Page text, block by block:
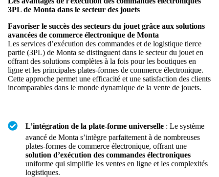
3PL de Monta dans le secteur des jouets
Favoriser le succès des secteurs du jouet grâce aux solutions
avancées de commerce électronique de Monta
Les services d’exécution des commandes et de logistique tierce
partie (3PL) de Monta se distinguent dans le secteur du jouet en
offrant des solutions complètes à la fois pour les boutiques en
ligne et les principales plates-formes de commerce électronique.
Cette approche permet une efficacité et une satisfaction des clients
incomparables dans le monde dynamique de la vente de jouets.
L’intégration de la plate-forme universelle : Le système
avancé de Monta s’intègre parfaitement à de nombreuses
plates-formes de commerce électronique, offrant une
solution d’exécution des commandes électroniques
uniforme qui simplifie les ventes en ligne et les complexités
logistiques.